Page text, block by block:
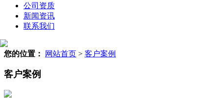
公司资质
新闻资讯
联系我们
您的位置： 网站首页 > 客户案例
客户案例